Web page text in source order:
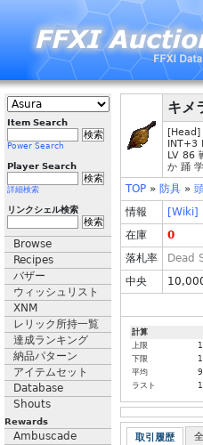
Item Search
Power Search
Player Search
詳細検索
リンクシェル検索
Browse
Recipes
バザー
ウィッシュリスト
XNM
レリック所持一覧
達成ランキング
納品パターン
アイテムセット
Database
Shouts
Rewards
Ambuscade
キメ
[Head]
INT+3
LV 86
か 踊
TOP » 防具 »
情報
[Wiki]
在庫
0
落札率
Dead
中央
計算
上限
下限
平均
ラスト
取引履歴